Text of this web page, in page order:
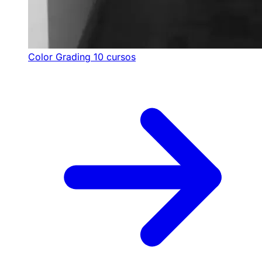
Color Grading 10 cursos